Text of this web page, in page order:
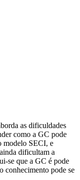
as dificuldades
como a GC pode
modelo SECI, e
dificultam a
se que a GC é pode
conhecimento pode se